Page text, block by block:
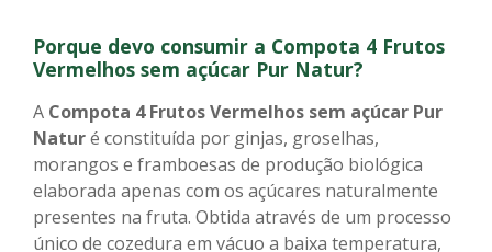
Porque devo consumir a Compota 4 Frutos
Vermelhos sem açúcar Pur Natur?
A Compota 4 Frutos Vermelhos sem açúcar Pur
Naturé constituída por ginjas, groselhas,
morangos e framboesas de produção biológica
elaborada apenas com os açúcares naturalmente
presentes na fruta. Obtida através de um processo
único de cozedura em vácuo a baixa temperatura,